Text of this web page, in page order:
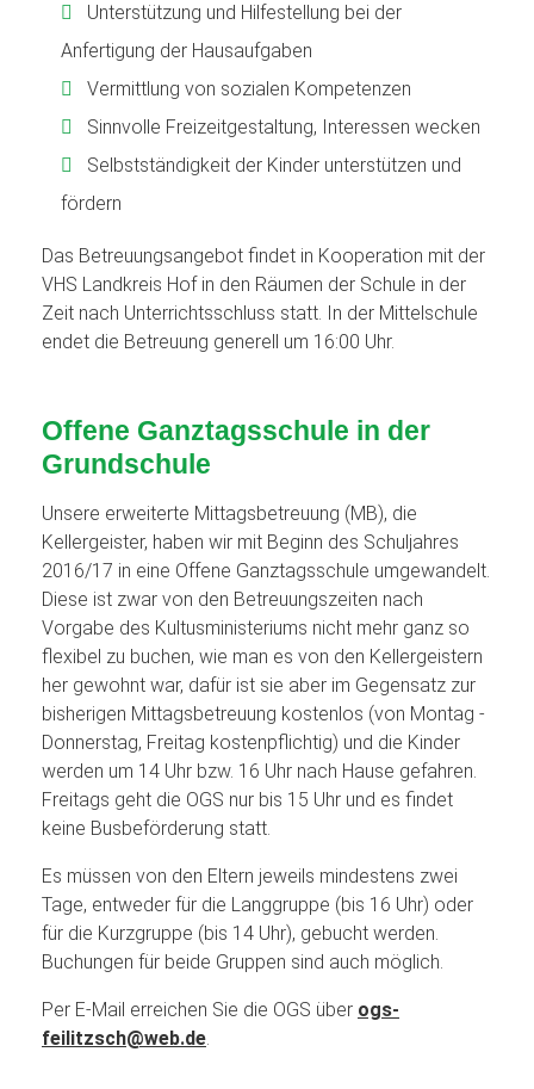
Unterstützung und Hilfestellung bei der
Anfertigung der Hausaufgaben
Vermittlung von sozialen Kompetenzen
Sinnvolle Freizeitgestaltung, Interessen wecken
Selbstständigkeit der Kinder unterstützen und
fördern
Das Betreuungsangebot findet in Kooperation mit der
VHS Landkreis Hof in den Räumen der Schule in der
Zeit nach Unterrichtsschluss statt. In der Mittelschule
endet die Betreuung generell um 16:00 Uhr.
Offene Ganztagsschule in der
Grundschule
Unsere erweiterte Mittagsbetreuung (MB), die
Kellergeister, haben wir mit Beginn des Schuljahres
2016/17 in eine Offene Ganztagsschule umgewandelt.
Diese ist zwar von den Betreuungszeiten nach
Vorgabe des Kultusministeriums nicht mehr ganz so
flexibel zu buchen, wie man es von den Kellergeistern
her gewohnt war, dafür ist sie aber im Gegensatz zur
bisherigen Mittagsbetreuung kostenlos (von Montag -
Donnerstag, Freitag kostenpflichtig) und die Kinder
werden um 14 Uhr bzw. 16 Uhr nach Hause gefahren.
Freitags geht die OGS nur bis 15 Uhr und es findet
keine Busbeförderung statt.
Es müssen von den Eltern jeweils mindestens zwei
Tage, entweder für die Langgruppe (bis 16 Uhr) oder
für die Kurzgruppe (bis 14 Uhr), gebucht werden.
Buchungen für beide Gruppen sind auch möglich.
Per E-Mail erreichen Sie die OGS über ogs-
feilitzsch@web.de.